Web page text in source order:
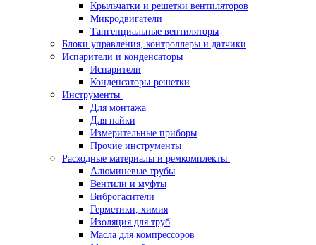
Крыльчатки и решетки вентиляторов
Микродвигатели
Тангенциальные вентиляторы
Блоки управления, контроллеры и датчики
Испарители и конденсаторы
Испарители
Конденсаторы-решетки
Инструменты
Для монтажа
Для пайки
Измерительные приборы
Прочие инструменты
Расходные материалы и ремкомплекты
Алюминевые трубы
Вентили и муфты
Виброгасители
Герметики, химия
Изоляция для труб
Масла для компрессоров